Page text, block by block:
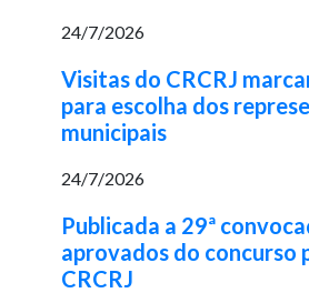
24/7/2026
Visitas do CRCRJ
para escolha dos
municipais
24/7/2026
Publicada a 29ª
aprovados do concurso
CRCRJ